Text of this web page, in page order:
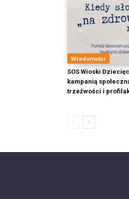
Wiadomości
SOS Wioski
kampanią
trzeźwości i